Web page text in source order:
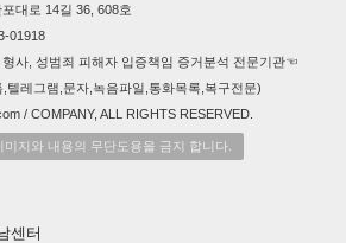
대로 14길 36, 608호
01918
사, 성범죄 피해자 입증책임 증거분석 전문기관☜
텔레그램,문자,녹음파일,통화목록,복구전문)
/ COMPANY, ALL RIGHTS RESERVED.
지와 내용의 무단도용을 금지 합니다.
센터